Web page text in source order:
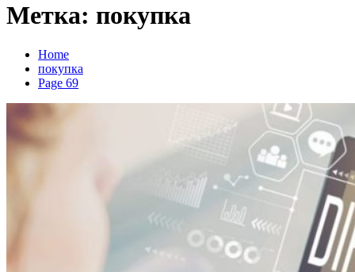
Метка: покупка
Home
покупка
Page 69